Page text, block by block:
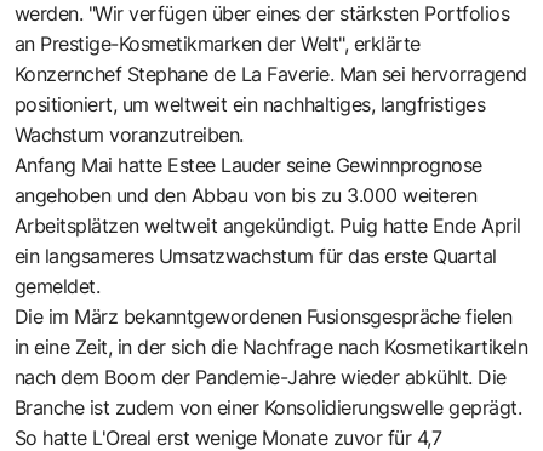
werden. "Wir verfügen über eines der stärksten Portfolios
an Prestige-Kosmetikmarken der Welt", erklärte
Konzernchef Stephane de La Faverie. Man sei hervorragend
positioniert, um weltweit ein nachhaltiges, langfristiges
Wachstum voranzutreiben.
Anfang Mai hatte Estee Lauder seine Gewinnprognose
angehoben und den Abbau von bis zu 3.000 weiteren
Arbeitsplätzen weltweit angekündigt. Puig hatte Ende April
ein langsameres Umsatzwachstum für das erste Quartal
gemeldet.
Die im März bekanntgewordenen Fusionsgespräche fielen
in eine Zeit, in der sich die Nachfrage nach Kosmetikartikeln
nach dem Boom der Pandemie-Jahre wieder abkühlt. Die
Branche ist zudem von einer Konsolidierungswelle geprägt.
So hatte L'Oreal erst wenige Monate zuvor für 4,7